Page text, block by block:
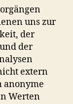
uns zur
der
der
extern
anonyme
Werten